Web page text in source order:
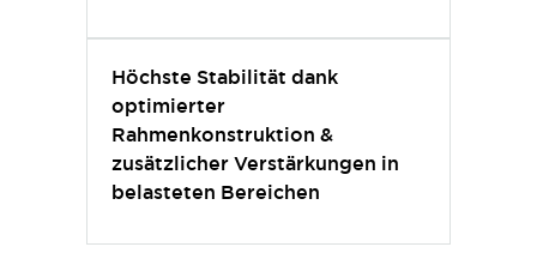
Höchste Stabilität dank
optimierter
Rahmenkonstruktion &
zusätzlicher Verstärkungen in
belasteten Bereichen